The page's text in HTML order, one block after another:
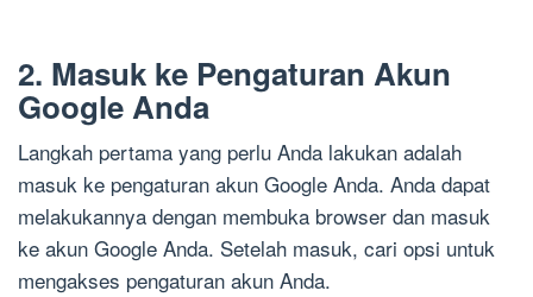
2. Masuk ke Pengaturan Akun
Google Anda
Langkah pertama yang perlu Anda lakukan adalah
masuk ke pengaturan akun Google Anda. Anda dapat
melakukannya dengan membuka browser dan masuk
ke akun Google Anda. Setelah masuk, cari opsi untuk
mengakses pengaturan akun Anda.